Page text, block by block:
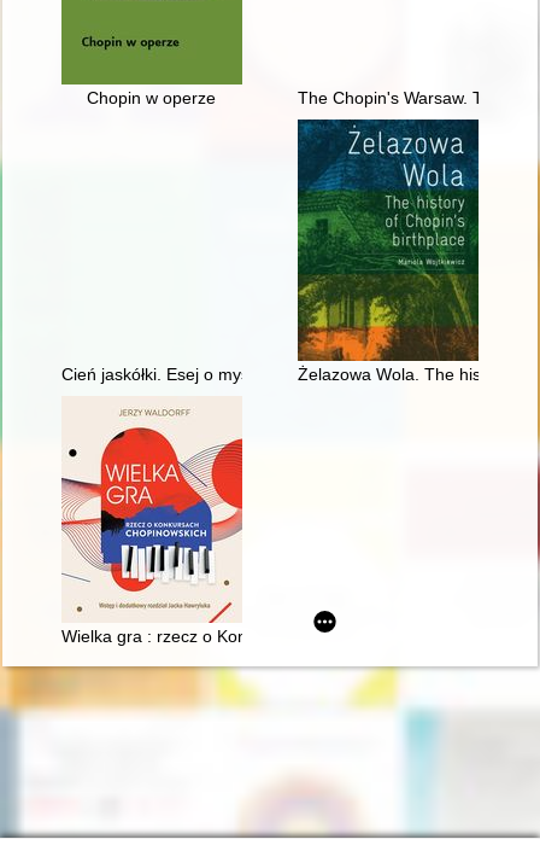
Chopin w operze The Chopin's Warsaw. The
Cień jaskółki. Esej o myślach ChopinaŻelazowa Wola. The history of
Wielka gra : rzecz o Konkursach Chopinowskich